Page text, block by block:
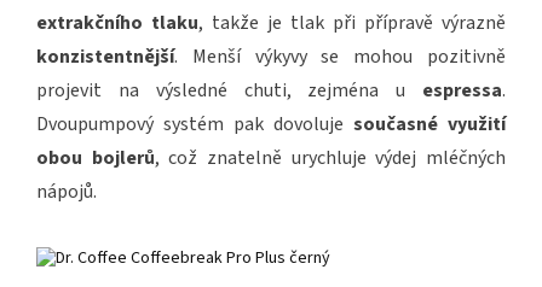
extrakčního tlaku, takže je tlak při přípravě výrazně
konzistentnější. Menší výkyvy se mohou pozitivně
projevit na výsledné chuti, zejména u espressa.
Dvoupumpový systém pak dovoluje současné využití
obou bojlerů, což znatelně urychluje výdej mléčných
nápojů.